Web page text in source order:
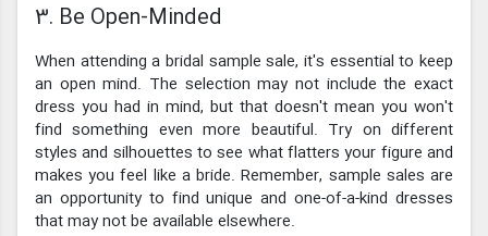
3. Be Open-Minded
When attending a bridal sample sale, it's essential to keep
an open mind. The selection may not include the exact
dress you had in mind, but that doesn't mean you won't
find something even more beautiful. Try on different
styles and silhouettes to see what flatters your figure and
makes you feel like a bride. Remember, sample sales are
an opportunity to find unique and one-of-a-kind dresses
that may not be available elsewhere.